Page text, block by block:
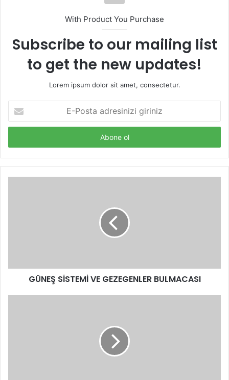
With Product You Purchase
Subscribe to our mailing list
to get the new updates!
Lorem ipsum dolor sit amet, consectetur.
Posta
adresinizi
GÜNEŞ SİSTEMİ VE GEZEGENLER BULMACASI